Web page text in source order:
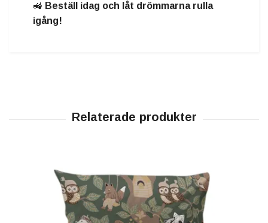
🚜 Beställ idag och låt drömmarna rulla
igång!